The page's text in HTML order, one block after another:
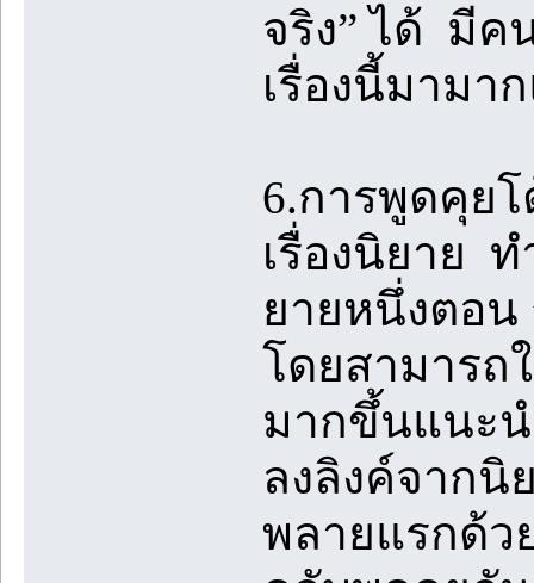
จริง” ได้ มีค
เรื่องนี้มามา
6.การพูดคุย
เรื่องนิยาย
ยายหนึ่งตอน
โดยสามารถ
มากขึ้นแนะน
ลงลิงค์จากนิ
พลายแรกด้ว